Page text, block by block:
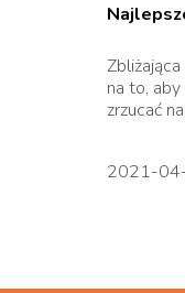
na to,
zrzucać
2021-